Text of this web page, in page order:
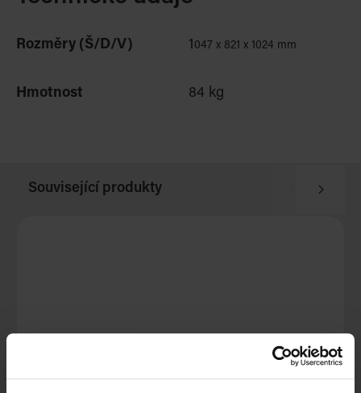
Rozměry (Š/D/V) 1 047 x 821 x 1024 mm
Hmotnost 84 kg
Související produkty